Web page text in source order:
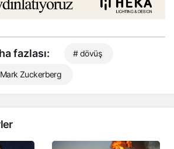
fazlası: # dövüş
Zuckerberg